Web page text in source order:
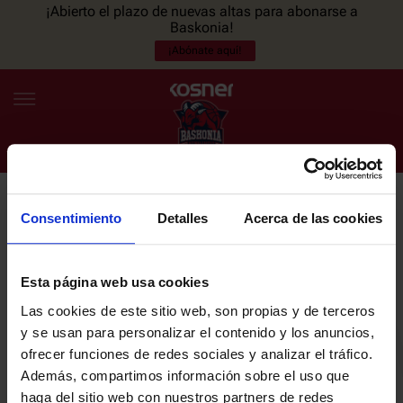
Consentimiento Detalles Acerca de las cookies
Esta página web usa cookies
Las cookies de este sitio web, son propias y de terceros
y se usan para personalizar el contenido y los anuncios,
ofrecer funciones de redes sociales y analizar el tráfico.
Además, compartimos información sobre el uso que
haga del sitio web con nuestros partners de redes
¡Abierto el plazo de nuevas altas para abonarse a
Baskonia!
¡Abónate aquí!
ES EU
NOTICIAS
PLANTILLA
ENTRADAS
NEWSLETTER
últimas noticias y promociones del club.
Email
He leído y acepto laPolítica de privacidaddel SASKI BASKONIA